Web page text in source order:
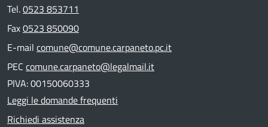
Tel.0523 853711
Fax0523 850090
E-mail comune@comune.carpaneto.pc.it
PEC comune.carpaneto@legalmail.it
PIVA: 00150060333
Leggi le domande frequenti
Richiedi assistenza